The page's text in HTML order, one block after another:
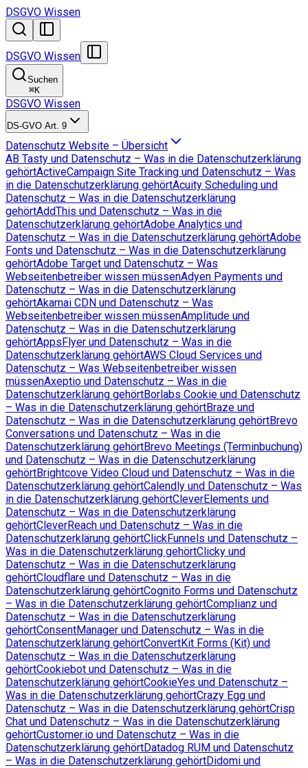
DSGVO Wissen
DSGVO Wissen
Suchen
⌘K
DSGVO Wissen
DS-GVO Art. 9
Datenschutz Website – Übersicht
AB Tasty und Datenschutz – Was in die Datenschutzerklärung
gehörtActiveCampaign Site Tracking und Datenschutz – Was
in die Datenschutzerklärung gehörtAcuity Scheduling und
Datenschutz – Was in die Datenschutzerklärung
gehörtAddThis und Datenschutz – Was in die
Datenschutzerklärung gehörtAdobe Analytics und
Datenschutz – Was in die Datenschutzerklärung gehörtAdobe
Fonts und Datenschutz – Was in die Datenschutzerklärung
gehörtAdobe Target und Datenschutz – Was
Webseitenbetreiber wissen müssenAdyen Payments und
Datenschutz – Was in die Datenschutzerklärung
gehörtAkamai CDN und Datenschutz – Was
Webseitenbetreiber wissen müssenAmplitude und
Datenschutz – Was in die Datenschutzerklärung
gehörtAppsFlyer und Datenschutz – Was in die
Datenschutzerklärung gehörtAWS Cloud Services und
Datenschutz – Was Webseitenbetreiber wissen
müssenAxeptio und Datenschutz – Was in die
Datenschutzerklärung gehörtBorlabs Cookie und Datenschutz
– Was in die Datenschutzerklärung gehörtBraze und
Datenschutz – Was in die Datenschutzerklärung gehörtBrevo
Conversations und Datenschutz – Was in die
Datenschutzerklärung gehörtBrevo Meetings (Terminbuchung)
und Datenschutz – Was in die Datenschutzerklärung
gehörtBrightcove Video Cloud und Datenschutz – Was in die
Datenschutzerklärung gehörtCalendly und Datenschutz – Was
in die Datenschutzerklärung gehörtCleverElements und
Datenschutz – Was in die Datenschutzerklärung
gehörtCleverReach und Datenschutz – Was in die
Datenschutzerklärung gehörtClickFunnels und Datenschutz –
Was in die Datenschutzerklärung gehörtClicky und
Datenschutz – Was in die Datenschutzerklärung
gehörtCloudflare und Datenschutz – Was in die
Datenschutzerklärung gehörtCognito Forms und Datenschutz
– Was in die Datenschutzerklärung gehörtComplianz und
Datenschutz – Was in die Datenschutzerklärung
gehörtConsentManager und Datenschutz – Was in die
Datenschutzerklärung gehörtConvertKit Forms (Kit) und
Datenschutz – Was in die Datenschutzerklärung
gehörtCookiebot und Datenschutz – Was in die
Datenschutzerklärung gehörtCookieYes und Datenschutz –
Was in die Datenschutzerklärung gehörtCrazy Egg und
Datenschutz – Was in die Datenschutzerklärung gehörtCrisp
Chat und Datenschutz – Was in die Datenschutzerklärung
gehörtCustomer.io und Datenschutz – Was in die
Datenschutzerklärung gehörtDatadog RUM und Datenschutz
– Was in die Datenschutzerklärung gehörtDidomi und